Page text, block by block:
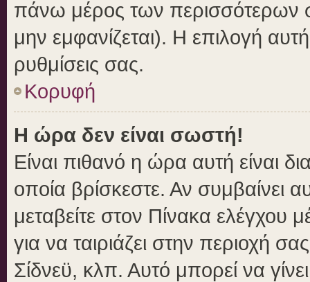
πάνω μέρος των περισσότερων
μην εμφανίζεται). Η επιλογή
ρυθμίσεις σας.
Κορυφή
Η ώρα δεν είναι σωστή!
Είναι πιθανό η ώρα αυτή είναι
οποία βρίσκεστε. Αν συμβαίνει
μεταβείτε στον Πίνακα ελέγχου
για να ταιριάζει στην περιοχή
Σίδνεϋ, κλπ. Αυτό μπορεί να